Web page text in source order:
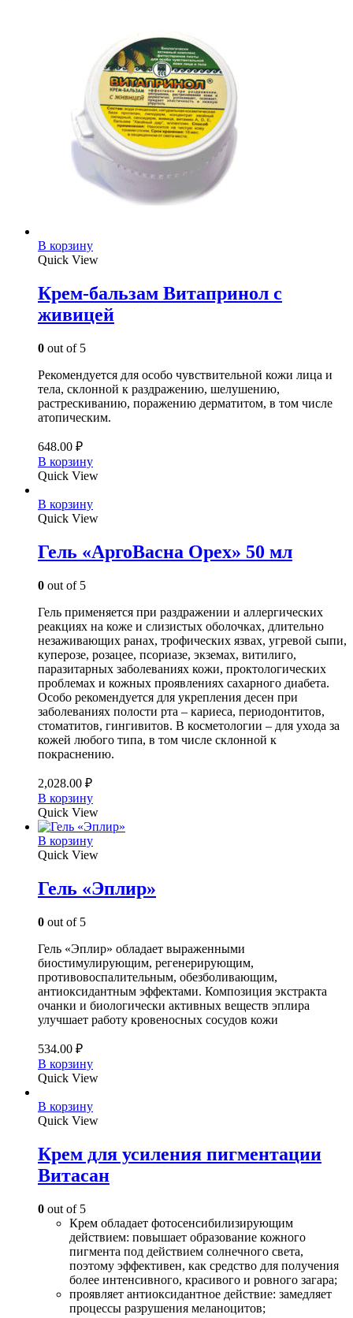
В корзину
Quick View
Крем-бальзам Витапринол с
живицей
0 out of 5
Рекомендуется для особо чувствительной кожи лица и
тела, склонной к раздражению, шелушению,
растрескиванию, поражению дерматитом, в том числе
атопическим.
648.00 ₽
В корзину
Quick View
В корзину
Quick View
Гель «АргоВасна Орех» 50 мл
0 out of 5
Гель применяется при раздражении и аллергических
реакциях на коже и слизистых оболочках, длительно
незаживающих ранах, трофических язвах, угревой сыпи,
куперозе, розацее, псориазе, экземах, витилиго,
паразитарных заболеваниях кожи, проктологических
проблемах и кожных проявлениях сахарного диабета.
Особо рекомендуется для укрепления десен при
заболеваниях полости рта – кариеса, периодонтитов,
стоматитов, гингивитов. В косметологии – для ухода за
кожей любого типа, в том числе склонной к
покраснению.
2,028.00 ₽
В корзину
Quick View
В корзину
Quick View
Гель «Эплир»
0 out of 5
Гель «Эплир» обладает выраженными
биостимулирующим, регенерирующим,
противовоспалительным, обезболивающим,
антиоксидантным эффектами. Композиция экстракта
очанки и биологически активных веществ эплира
улучшает работу кровеносных сосудов кожи
534.00 ₽
В корзину
Quick View
В корзину
Quick View
Крем для усиления пигментации
Витасан
0 out of 5
Крем обладает фотосенсибилизирующим
действием: повышает образование кожного
пигмента под действием солнечного света,
поэтому эффективен, как средство для получения
более интенсивного, красивого и ровного загара;
проявляет антиоксидантное действие: замедляет
процессы разрушения меланоцитов;